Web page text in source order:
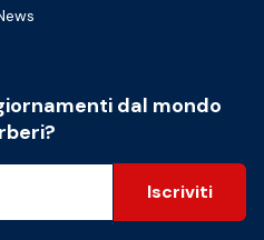
dal mondo
Iscriviti